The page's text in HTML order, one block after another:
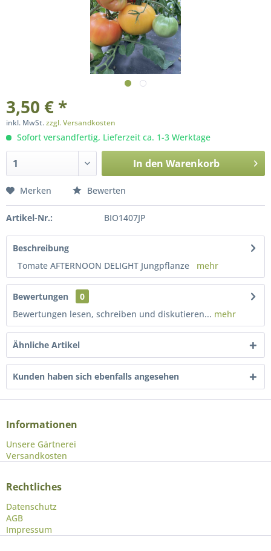
3,50 € *
inkl. MwSt.zzgl. Versandkosten
Sofort versandfertig, Lieferzeit ca. 1-3 Werktage
In den Warenkorb
Merken Bewerten
Artikel-Nr.: BIO1407JP
Beschreibung
Tomate AFTERNOON DELIGHT Jungpflanze mehr
Bewertungen
0
Bewertungen lesen, schreiben und diskutieren... mehr
Ähnliche Artikel
Kunden haben sich ebenfalls angesehen
Informationen
Unsere Gärtnerei
Versandkosten
Rechtliches
Datenschutz
AGB
Impressum